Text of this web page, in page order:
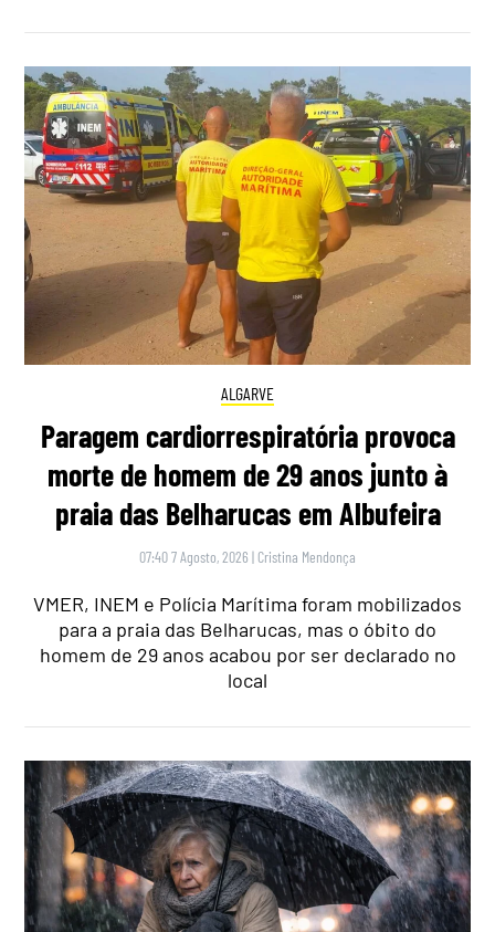
ALGARVE
Paragem cardiorrespiratória provoca
morte de homem de 29 anos junto à
praia das Belharucas em Albufeira
07:40 7 Agosto, 2026 | Cristina Mendonça
VMER, INEM e Polícia Marítima foram mobilizados
para a praia das Belharucas, mas o óbito do
homem de 29 anos acabou por ser declarado no
local